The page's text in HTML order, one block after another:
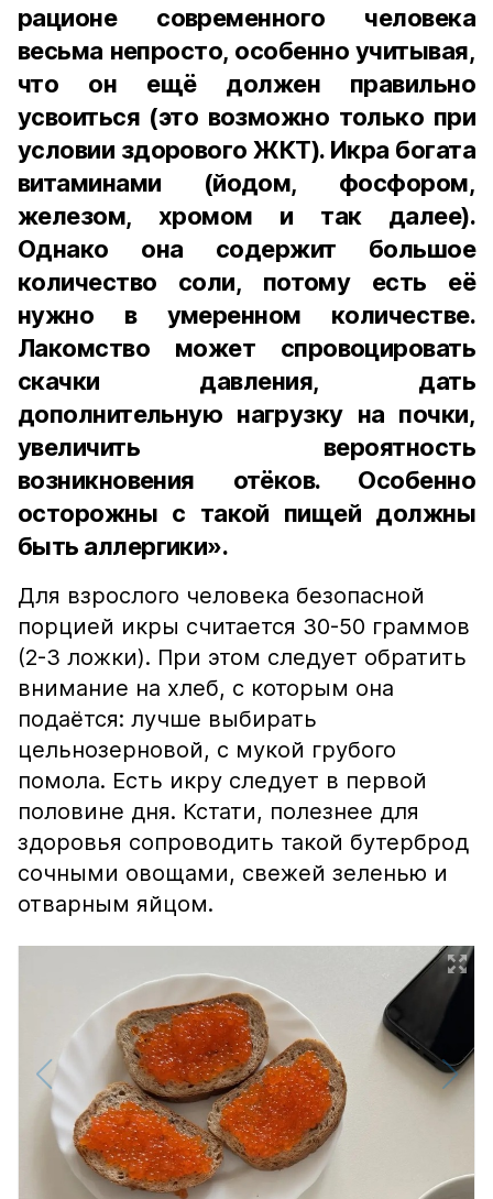
рационе современного человека
весьма непросто, особенно учитывая,
что он ещё должен правильно
усвоиться (это возможно только при
условии здорового ЖКТ). Икра богата
витаминами (йодом, фосфором,
железом, хромом и так далее).
Однако она содержит большое
количество соли, потому есть её
нужно в умеренном количестве.
Лакомство может спровоцировать
скачки давления, дать
дополнительную нагрузку на почки,
увеличить вероятность
возникновения отёков. Особенно
осторожны с такой пищей должны
быть аллергики».
Для взрослого человека безопасной
порцией икры считается 30-50 граммов
(2-3 ложки). При этом следует обратить
внимание на хлеб, с которым она
подаётся: лучше выбирать
цельнозерновой, с мукой грубого
помола. Есть икру следует в первой
половине дня. Кстати, полезнее для
здоровья сопроводить такой бутерброд
сочными овощами, свежей зеленью и
отварным яйцом.